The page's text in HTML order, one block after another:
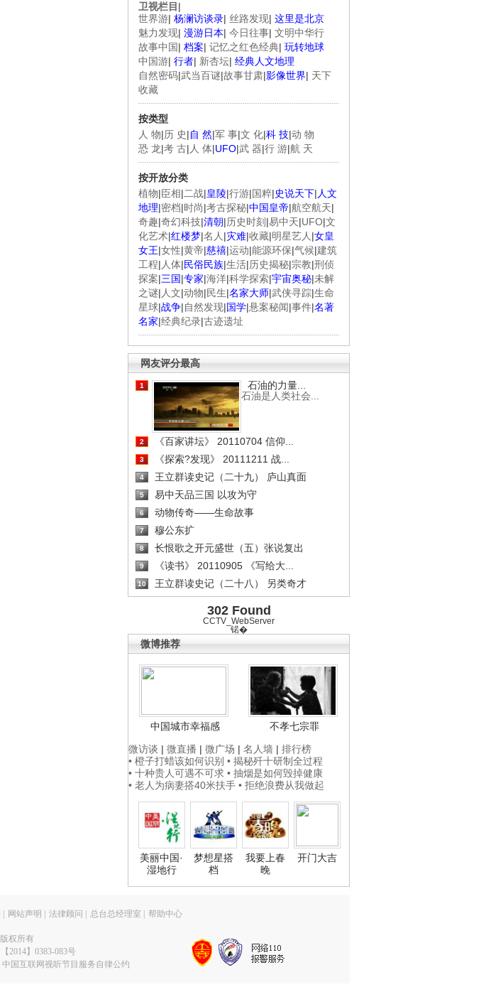
卫视栏目 |
世界游| 杨澜访谈录| 丝路发现| 这里是北京
魅力发现| 漫游日本| 今日往事| 文明中华行
故事中国| 档案| 记忆之红色经典| 玩转地球
中国游| 行者| 新杏坛| 经典人文地理
自然密码|武当百谜|故事甘肃|影像世界| 天下
收藏
按类型
人 物|历 史|自 然|军 事|文 化|科 技|动 物
恐 龙|考 古| 人 体|UFO|武 器|行 游|航 天
按开放分类
植物|臣相|二战|皇陵|行游|国粹|史说天下| 人文
地理|密档|时尚|考古探秘|中国皇帝|航空航天|
奇趣|奇幻科技|清朝|历史时刻 |易中天|UFO|文
化艺术|红楼梦|名人 |灾难|收藏|明星艺人 |女皇
女王|女性|黄帝|慈禧|运动|能源环保|气候|建筑
工程| 人体|民俗民族|生活|历史揭秘|宗教|刑侦
探案|三国|专家|海洋|科学探索|宇宙奥秘|未解
之谜| 人文|动物|民生|名家大师|武侠寻踪|生命
星球|战争|自然发现|国学|悬案秘闻|事件|名著
名家|经典纪录|古迹遗址
网友评分最高
1
石油的力量...
石油是人类社会...
2 《百家讲坛》 20110704 信仰...
3 《探索?发现》 20111211 战...
4 王立群读史记（二十九） 庐山真面
5 易中天品三国 以攻为守
6 动物传奇——生命故事
7 穆公东扩
8 长恨歌之开元盛世（五）张说复出
9 《读书》 20110905 《写给大...
10 王立群读史记（二十八） 另类奇才
302 Found
CCTV_WebServer
锘�
微博推荐
中国城市幸福感
不孝七宗罪
微访谈 | 微直播 | 微广场 | 名人墙 | 排行榜
• 橙子打蜡该如何识别 • 揭秘歼十研制全过程
• 十种贵人可遇不可求 • 抽烟是如何毁掉健康
• 老人为病妻搭40米扶手 • 拒绝浪费从我做起
美丽中国·
湿地行
梦想星搭
档
我要上春
晚
开门大吉
网站声明 法律顾问 总台总经理室 帮助中心
权所有
2014】0383-083号
中国互联网视听节目服务自律公约